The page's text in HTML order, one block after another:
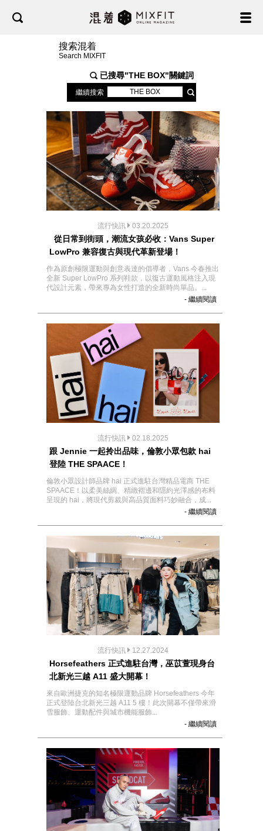
搜索混着
Search MIXFIT
已搜尋"THE BOX"關鍵詞
繼續搜索
流行快訊 03.20.2025
從日常到街頭，潮流女孩必收：Vans Super
LowPro 兼容復古與現代革新登場！
作為原創極限運動與創意表達的倡導者，Vans 今春推出
全新 Super LowPro 系列鞋款，以復古運動風格注入現
代設計元素，帶來專為女性打造的全新時尚單品。...
- 繼續閱讀
流行快訊 02.18.2025
跟 Jennie 一起拎出品味，倫敦小眾包款 hai
登陸 THE SPAACE！
倫敦小眾設計師品牌 hai 正式進駐台灣精品電商 THE
SPAACE！以柔美絲綢、精緻褶邊和隱約光澤感的布料
呈現的 hai，將現代剪裁與高品質面料巧妙融合，成...
- 繼續閱讀
流行快訊 12.27.2024
Horsefeathers 正式進駐台灣，巫苡萱現身台
北新光三越 A11 盛大開幕！
來自歐洲捷克的知名極限運動品牌 Horsefeathers 今年
正式登陸台北新光三越 A11 5 樓！此次開幕不僅帶來滑
雪服飾、運動配件與城市機能服飾...
- 繼續閱讀